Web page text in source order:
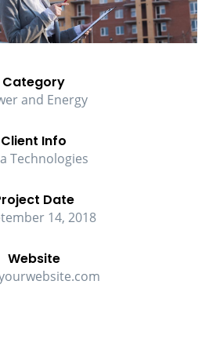
Category
and Energy
Client Info
Technologies
Date
14, 2018
Website